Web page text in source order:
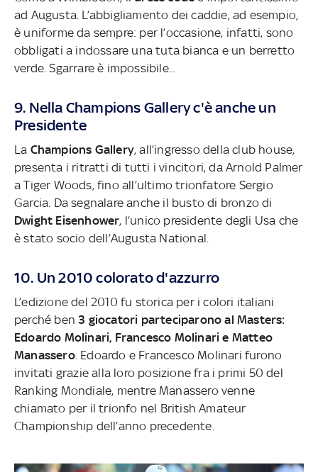
ad Augusta. L’abbigliamento dei caddie, ad esempio,
è uniforme da sempre: per l’occasione, infatti, sono
obbligati a indossare una tuta bianca e un berretto
verde. Sgarrare è impossibile...
9. Nella Champions Gallery c'è anche un
Presidente
La Champions Gallery, all’ingresso della club house,
presenta i ritratti di tutti i vincitori, da Arnold Palmer
a Tiger Woods, fino all’ultimo trionfatore Sergio
Garcia. Da segnalare anche il busto di bronzo di
Dwight Eisenhower, l’unico presidente degli Usa che
è stato socio dell’Augusta National.
10. Un 2010 colorato d'azzurro
L’edizione del 2010 fu storica per i colori italiani
perché ben3 giocatori parteciparono al Masters:
Edoardo Molinari, Francesco Molinari e Matteo
Manassero. Edoardo e Francesco Molinari furono
invitati grazie alla loro posizione fra i primi 50 del
Ranking Mondiale, mentre Manassero venne
chiamato per il trionfo nel British Amateur
Championship dell’anno precedente.